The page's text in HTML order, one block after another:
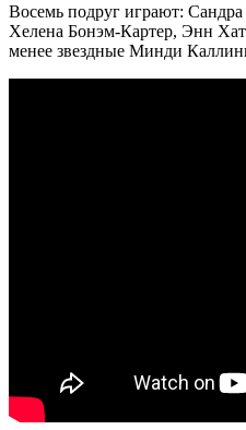
Восемь подруг играют:
Хелена Бонэм-Картер, Энн
менее звездные Минди